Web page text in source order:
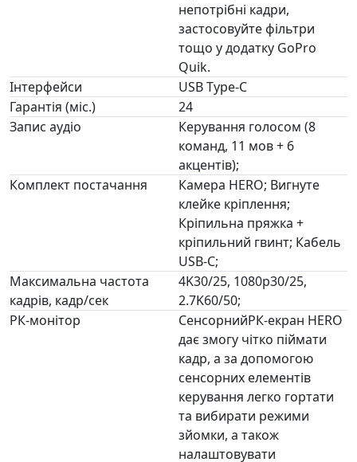
непотрібні кадри,
застосовуйте фільтри
тощо у додатку GoPro
Quik.
Інтерфейси
USB Type-C
Гарантія (міс.)
24
Запис аудіо
Керування голосом (8
команд, 11 мов + 6
акцентів);
Комплект постачання
Камера HERO; Вигнуте
клейке кріплення;
Кріпильна пряжка +
кріпильний гвинт; Кабель
USB-C;
Максимальна частота
кадрів, кадр/сек
4K30/25, 1080p30/25,
2.7K60/50;
РК-монітор
СенсорнийРК-екран HERO
дає змогу чітко піймати
кадр, а за допомогою
сенсорних елементів
керування легко гортати
та вибирати режими
зйомки, а також
налаштовувати